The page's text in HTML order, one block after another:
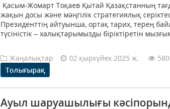
Қасым-Жомарт Тоқаев Қытай Қазақстанның
жақын досы және мәңгілік стратегиялық
Президенттің айтуынша, ортақ тарих, терең
түсіністік – халықтарымызды біріктіретін
Жаңалықтар 02 қыркүйек 2025 ж. 580
Толығырақ
Ауыл шаруашылығы